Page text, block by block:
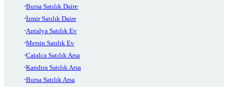
Bursa Satılık Daire
İzmir Satılık Daire
Antalya Satılık Ev
Mersin Satılık Ev
Çatalca Satılık Arsa
Kandıra Satılık Arsa
Bursa Satılık Arsa